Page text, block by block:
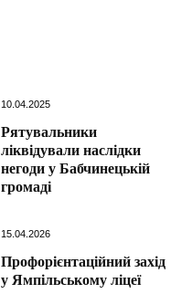
10.04.2025
Рятувальники
ліквідували наслідки
негоди у Бабчинецькій
громаді
15.04.2026
Профорієнтаційний захід
у Ямпільському ліцеї